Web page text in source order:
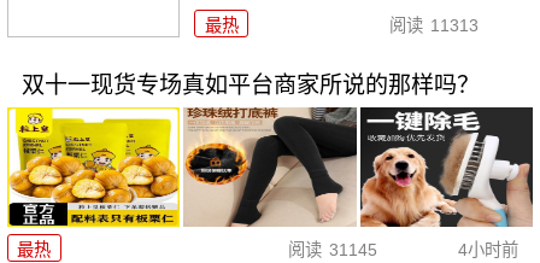
最热 阅读 11313
双十一现货专场真如平台商家所说的那样吗？
最热 阅读 31145 4小时前